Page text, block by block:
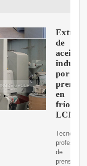
de
aceite
por
en
frío
Tecnología
profesional
de
prensado